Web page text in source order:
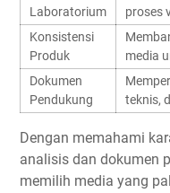
Laboratorium
proses
Konsistensi
Produk
media
Dokumen
Pendukung
teknis,
Dengan memahami
analisis dan dokumen
memilih media yang